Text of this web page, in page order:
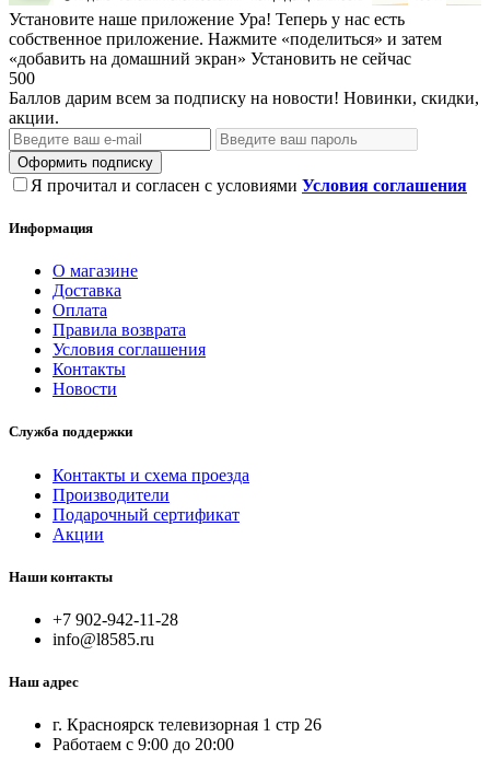
Установите наше приложение Ура! Теперь у нас есть
собственное приложение. Нажмите «поделиться» и затем
«добавить на домашний экран» Установить не сейчас
500
Баллов дарим всем за подписку на новости! Новинки, скидки,
акции.
Оформить подписку
Я прочитал и согласен с условиями Условия соглашения
Информация
О магазине
Доставка
Оплата
Правила возврата
Условия соглашения
Контакты
Новости
Служба поддержки
Контакты и схема проезда
Производители
Подарочный сертификат
Акции
Наши контакты
+7 902-942-11-28
info@l8585.ru
Наш адрес
г. Красноярск телевизорная 1 стр 26
Работаем с 9:00 до 20:00